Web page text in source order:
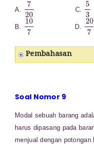
A.
720
C.
53
B.
107
D.
207
Pembahasan
Soal Nomor 9
Modal sebuah barang
harus dipasang pada
menjual dengan potongan